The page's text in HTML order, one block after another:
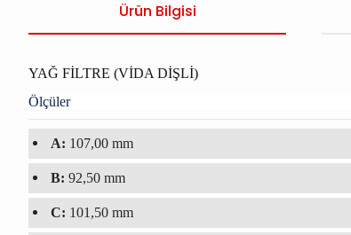
Ürün Bilgisi
YAĞ FİLTRE (VİDA DİŞLİ)
Ölçüler
A: 107,00 mm
B: 92,50 mm
C: 101,50 mm